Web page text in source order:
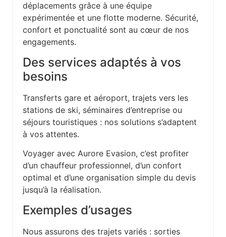
déplacements grâce à une équipe
expérimentée et une flotte moderne. Sécurité,
confort et ponctualité sont au cœur de nos
engagements.
Des services adaptés à vos
besoins
Transferts gare et aéroport, trajets vers les
stations de ski, séminaires d’entreprise ou
séjours touristiques : nos solutions s’adaptent
à vos attentes.
Voyager avec Aurore Evasion, c’est profiter
d’un chauffeur professionnel, d’un confort
optimal et d’une organisation simple du devis
jusqu’à la réalisation.
Exemples d’usages
Nous assurons des trajets variés : sorties